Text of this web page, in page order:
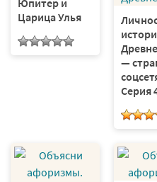
Юпитер и
Царица Улья
—
Серия